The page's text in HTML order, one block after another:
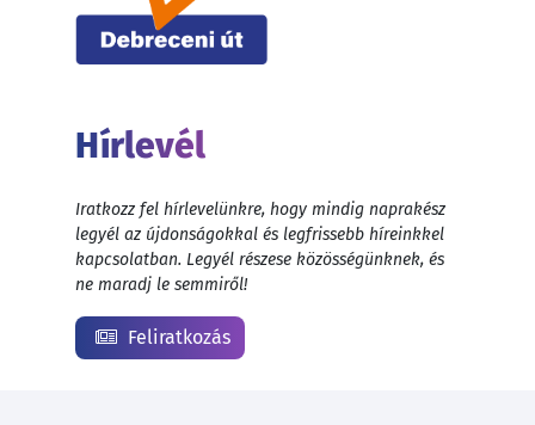
Hírlevél
Iratkozz fel hírlevelünkre, hogy mindig naprakész
legyél az újdonságokkal és legfrissebb híreinkkel
kapcsolatban. Legyél részese közösségünknek, és
ne maradj le semmiről!
Feliratkozás